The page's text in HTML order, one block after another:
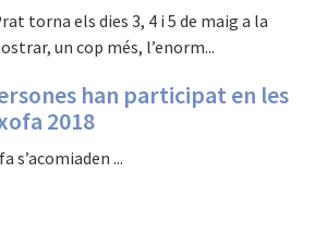
torna els dies 3, 4 i 5 de maig a la
un cop més, l’enorm...
han participat en les
2018
s’acomiaden ...